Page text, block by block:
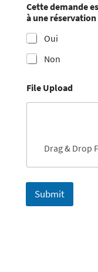
Cette demande
à une
Oui
Non
File Upload
Drag & Drop
Submit